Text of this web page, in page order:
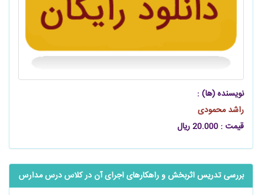
نویسنده (ها) :
راشد محمودی
قیمت : 20.000 ریال
بررسی تدریس اثربخش و راهکارهای اجرای آن در کلاس درس مدارس